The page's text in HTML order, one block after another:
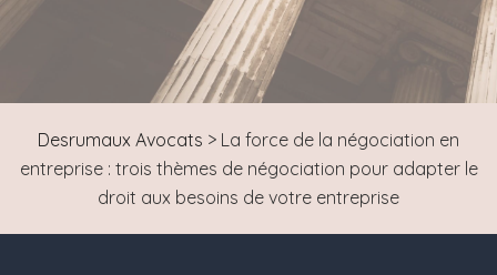
Desrumaux Avocats > La force de la négociation en
entreprise : trois thèmes de négociation pour adapter le
droit aux besoins de votre entreprise